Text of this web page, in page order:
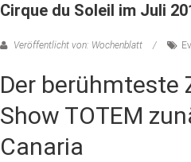
Cirque du Soleil im Juli
Veröffentlicht von: Wochenblatt
Der berühmteste
Show TOTEM
Canaria